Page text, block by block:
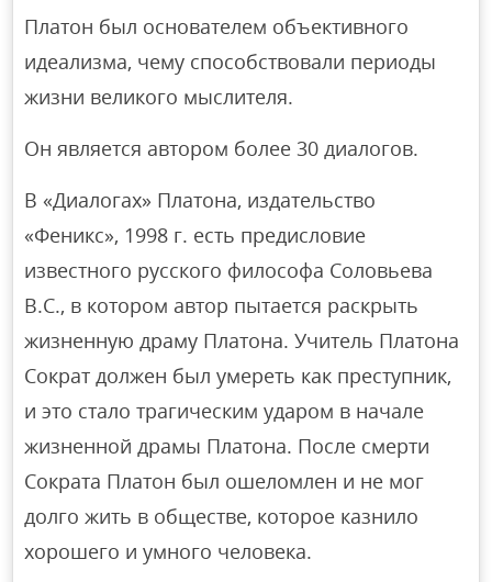
Платон был основателем объективного
идеализма, чему способствовали периоды
жизни великого мыслителя.
Он является автором более 30 диалогов.
В «Диалогах» Платона, издательство
«Феникс», 1998 г. есть предисловие
известного русского философа Соловьева
В.С., в котором автор пытается раскрыть
жизненную драму Платона. Учитель Платона
Сократ должен был умереть как преступник,
и это стало трагическим ударом в начале
жизненной драмы Платона. После смерти
Сократа Платон был ошеломлен и не мог
долго жить в обществе, которое казнило
хорошего и умного человека.